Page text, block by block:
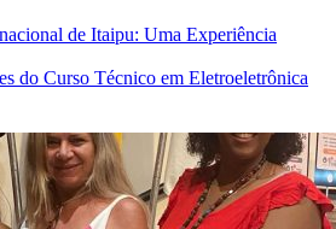
de Itaipu: Uma Experiência
do Curso Técnico em Eletroeletrônica